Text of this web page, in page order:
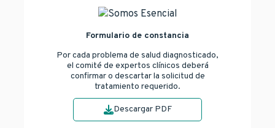
Formulario de constancia
Por cada problema de salud diagnosticado,
el comité de expertos clínicos deberá
confirmar o descartar la solicitud de
tratamiento requerido.
Descargar PDF